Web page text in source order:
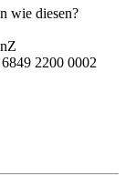
wie diesen?
2200 0002